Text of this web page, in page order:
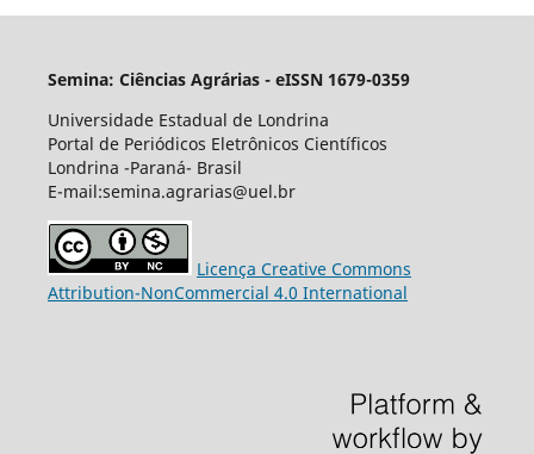
Semina: Ciências Agrárias - eISSN 1679-0359
Universidade Estadual de Londrina
Portal de Periódicos Eletrônicos Científicos
Londrina -Paraná- Brasil
E-mail:semina.agrarias@uel.br
Licença Creative Commons
Attribution-NonCommercial 4.0 International